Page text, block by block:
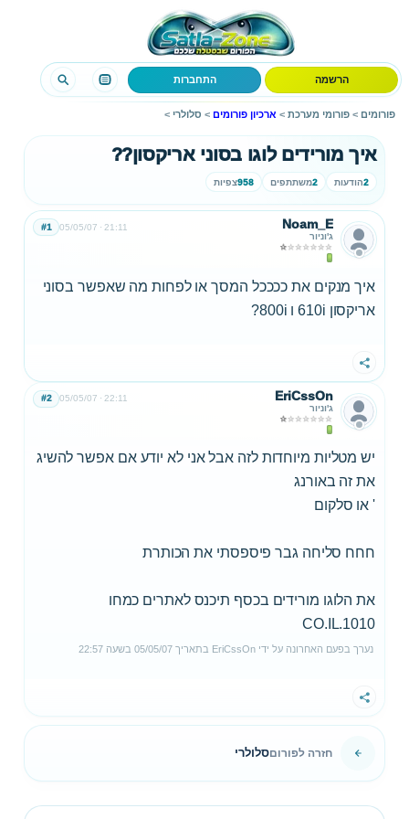
הרשמה התחברות
פורומים > פורומי מערכת > ארכיון פורומים > סלולרי >
איך מורידים לוגו בסוני אריקסון??
2הודעות 2משתתפים 958צפיות
Noam_E
ג'וניור
05/05/07 21:11
#1
איך מנקים את ככככל המסך או לפחות מה שאפשר בסוני
אריקסון 610i ו 800i?
שתף
EriCssOn
ג'וניור
05/05/07 22:11
#2
יש מטליות מיוחדות לזה אבל אני לא יודע אם אפשר להשיג
את זה באורנג
' או סלקום
חחח סליחה גבר פיספסתי את הכותרת
את הלוגו מורידים בכסף תיכנס לאתרים כמחו
1010.CO.IL
נערך בפעם האחרונה על ידי EriCssOn בתאריך 05/05/07 בשעה 22:57
שתף
חזרה לפורוםסלולרי